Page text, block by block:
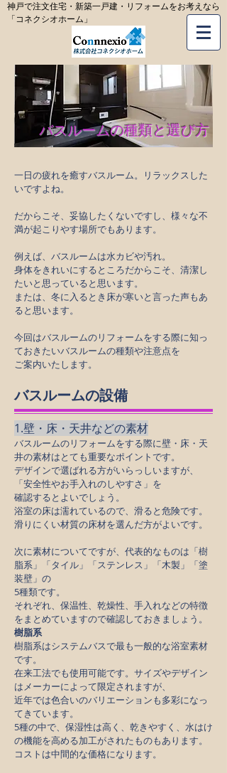
神戸で注文住宅・新築一戸建・リフォームをお考えなら
「コネクシオホーム」
バスルームの種類と​選び方
一日の疲れを癒すバスルーム。リラックスした
いですよね。
だからこそ、妥協したくないですし、様々な不
満が起こりやす場所でもあります。
例えば、バスルームは水カビや汚れ。
身体をきれいにするところだからこそ、清潔し
たいと思っていると思います。
または、冬に入るとき床が寒いと言った声もあ
ると思います。
今回はバスルームのリフォームをする際に知っ
ておきたいバスルームの種類や注意点を
ご案内いたします。
バスルームの設備
1.壁・床・天井などの素材
バスルームのリフォームをする際に壁・床・天
井の素材はとても重要なポイントです。
デザインで選ばれる方がいらっしいますが、
「安全性やお手入れのしやすさ」を
確認するとよいでしょう。
浴室の床は濡れているので、滑ると危険です。
滑りにくい材質の床材を選んだ方がよいです。
次に素材についてですが、代表的なものは「樹
脂系」「タイル」「ステンレス」「木製」「塗
装壁」の
5種類です。
それぞれ、保温性、乾燥性、手入れなどの特徴
をまとめていますので確認しておきましょう。
樹脂系
樹脂系はシステムバスで最も一般的な浴室素材
です。
在来工法でも使用可能です。サイズやデザイン
はメーカーによって限定されますが、
近年では色合いのバリエーションも多彩になっ
てきています。
5種の中で、保湿性は高く、乾きやすく、水はけ
の機能を高める加工がされたものもあります。
コストは中間的な価格になります。